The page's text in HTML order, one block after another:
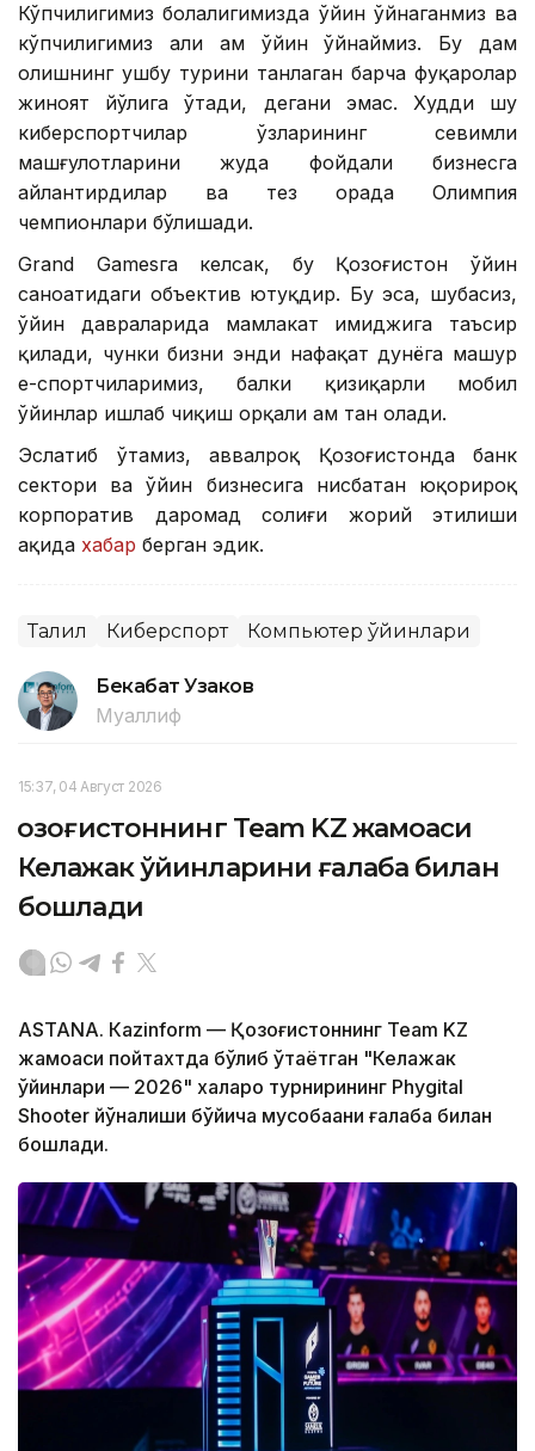
Кўпчилигимиз болалигимизда ўйин ўйнаганмиз ва
кўпчилигимиз ҳали ҳам ўйин ўйнаймиз. Бу дам
олишнинг ушбу турини танлаган барча фуқаролар
жиноят йўлига ўтади, дегани эмас. Худди шу
киберспортчилар ўзларининг севимли
машғулотларини жуда фойдали бизнесга
айлантирдилар ва тез орада Олимпия
чемпионлари бўлишади.
Grand Gamesга келсак, бу Қозоғистон ўйин
саноатидаги объектив ютуқдир. Бу эса, шубҳасиз,
ўйин давраларида мамлакат имиджига таъсир
қилади, чунки бизни энди нафақат дунёга машҳур
е-спортчиларимиз, балки қизиқарли мобил
ўйинлар ишлаб чиқиш орқали ҳам тан олади.
Эслатиб ўтамиз, аввалроқ Қозоғистонда банк
сектори ва ўйин бизнесига нисбатан юқорироқ
корпоратив даромад солиғи жорий этилиши
ҳақида хабар берган эдик.
Таҳлил Киберспорт Компьютер ўйинлари
Бекабат Узаков
Муаллиф
15:37, 04 Август 2026
Қозоғистоннинг Team KZ жамоаси
Келажак ўйинларини ғалаба билан
бошлади
ASTANА. Кazinform — Қозоғистоннинг Team KZ
жамоаси пойтахтда бўлиб ўтаётган "Келажак
ўйинлари — 2026" халқаро турнирининг Phygital
Shooter йўналиши бўйича мусобақани ғалаба билан
бошлади.